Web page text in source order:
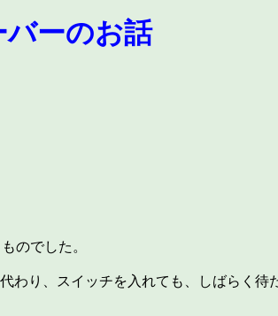
バーのお話
のでした。
り、スイッチを入れても、しばらく待